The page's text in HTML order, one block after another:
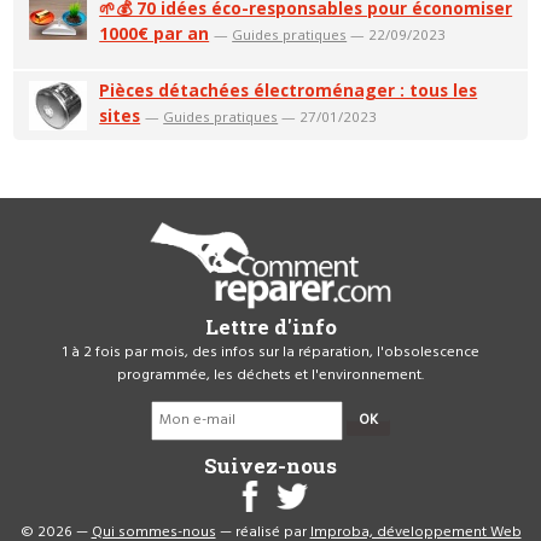
🌱💰 70 idées éco-responsables pour économiser
1000€ par an — Guides pratiques — 22/09/2023
Pièces détachées électroménager : tous les
sites — Guides pratiques — 27/01/2023
Lettre d'info
1 à 2 fois par mois, des infos sur la réparation, l'obsolescence
programmée, les déchets et l'environnement.
OK
Suivez-nous
© 2026 —Qui sommes-nous— réalisé parImproba, développement Web